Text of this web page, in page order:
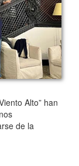
Alto” han
de la